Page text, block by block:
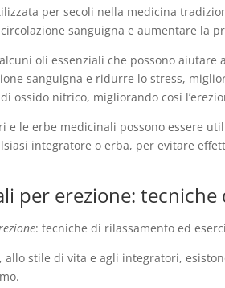
per secoli nella medicina
sanguigna e aumentare la
oli essenziali che possono
sanguigna e ridurre lo stress,
ossido nitrico, migliorando così
e le erbe medicinali possono essere
integratore o erba, per evitare
per erezione:
: tecniche di rilassamento ed
allo stile di vita e agli integratori,